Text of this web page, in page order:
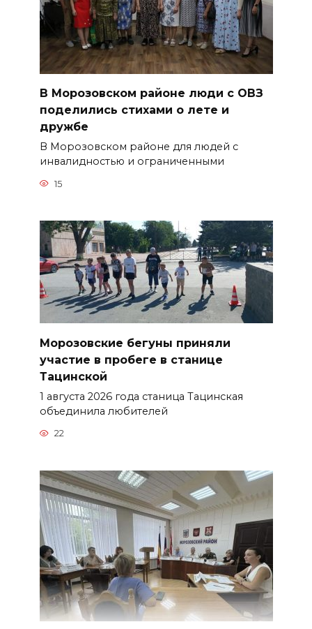
В Морозовском районе люди с ОВЗ
поделились стихами о лете и
дружбе
В Морозовском районе для людей с
инвалидностью и ограниченными
15
Морозовские бегуны приняли
участие в пробеге в станице
Тацинской
1 августа 2026 года станица Тацинская
объединила любителей
22